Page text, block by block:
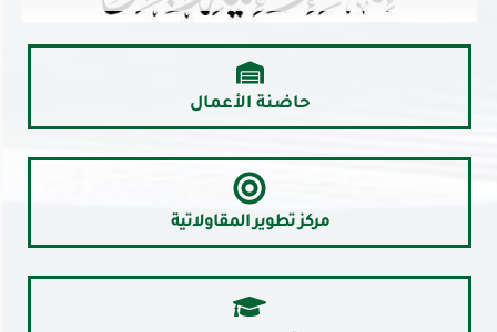
حاضنة الأعمال
مركز تطوير المقاولاتية